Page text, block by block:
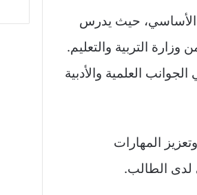
الأساسي، حيث يدرس
التربية والتعليم.
العلمية والأدبية
المهارات
لدى الطالب.